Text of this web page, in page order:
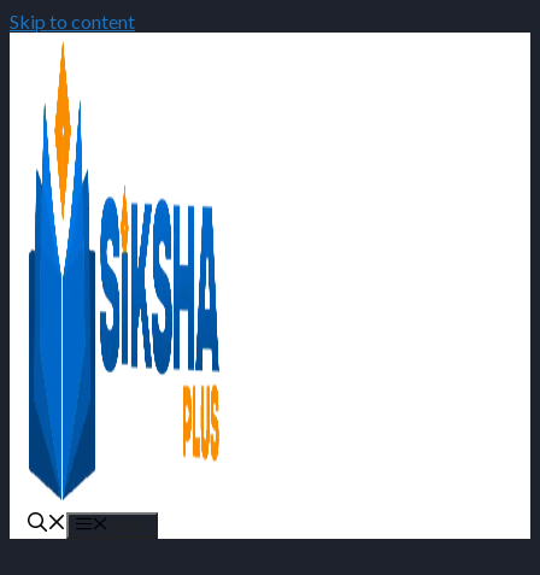
Skip to content